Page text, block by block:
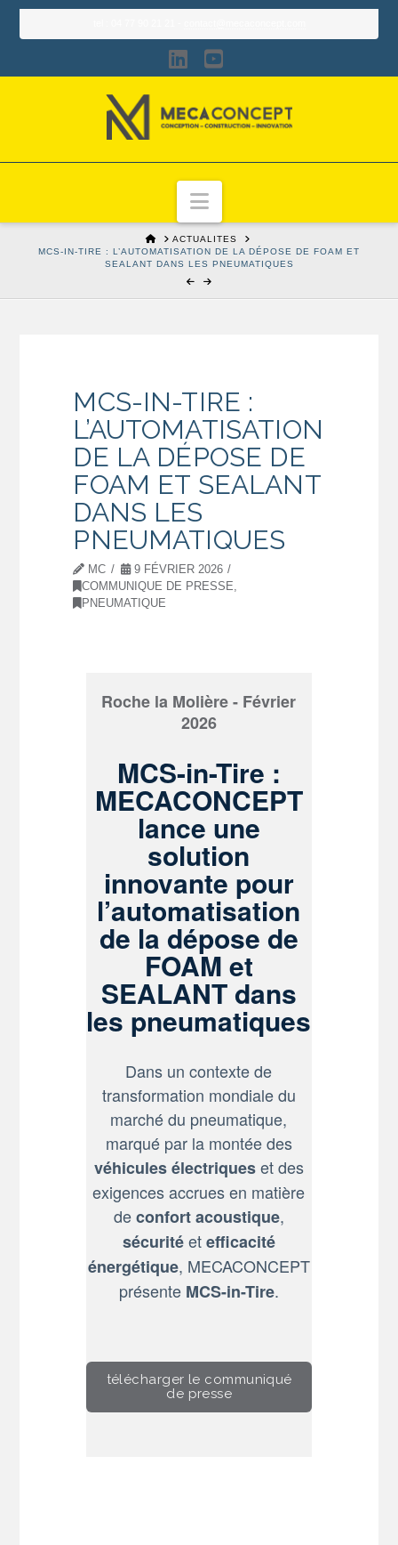
LinkedIn
YouTube
Navigation
HOMEACTUALITES
MCS-IN-TIRE : L’AUTOMATISATION DE LA DÉPOSE DE FOAM ET
SEALANT DANS LES PNEUMATIQUES
MCS-IN-TIRE :
L’AUTOMATISATION
DE LA DÉPOSE DE
FOAM ET SEALANT
DANS LES
PNEUMATIQUES
MC
9 FÉVRIER 2026
COMMUNIQUE DE PRESSE
PNEUMATIQUE
Roche la Molière - Février
2026
MCS-in-Tire :
MECACONCEPT
lance une
solution
innovante pour
l’automatisation
de la dépose de
FOAM et
SEALANT dans
les pneumatiques
Dans un contexte de
transformation mondiale du
marché du pneumatique,
marqué par la montée des
véhicules électriqueset des
exigences accrues en matière
deconfort acoustique,
sécuritéetefficacité
énergétique, MECACONCEPT
présente MCS-in-Tire.
télécharger le communiqué
de presse